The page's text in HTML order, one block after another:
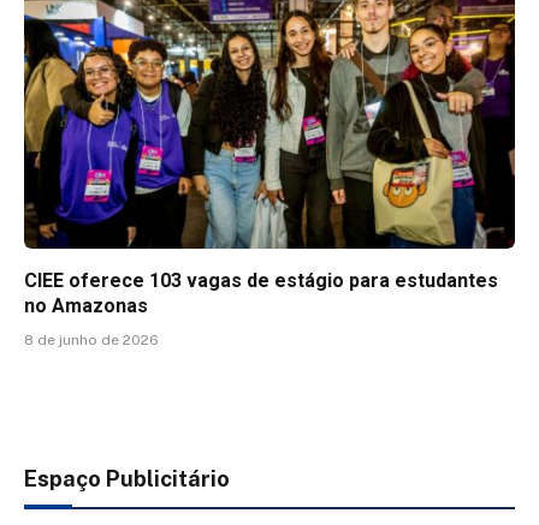
CIEE oferece 103 vagas de estágio para estudantes
no Amazonas
8 de junho de 2026
Espaço Publicitário